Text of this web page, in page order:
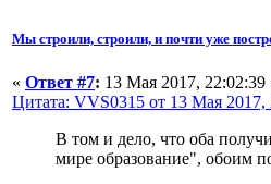
Мы строили, строили, и почти уже
« Ответ #7: 13 Мая 2017, 22:02:39
Цитата: VVS0315 от 13 Мая 2017,
В том и дело, что оба
мире образование", обоим